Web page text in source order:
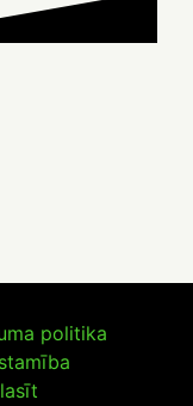
politika